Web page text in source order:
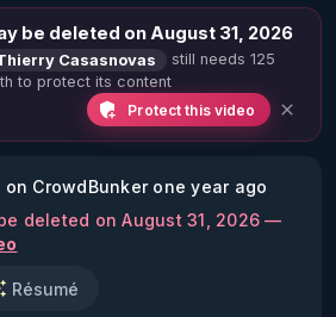
be deleted on August 31, 2026
Casasnovas
still needs 125
to protect its content
Protect this video
on CrowdBunker one year ago
deleted on August 31, 2026 —
Résumé